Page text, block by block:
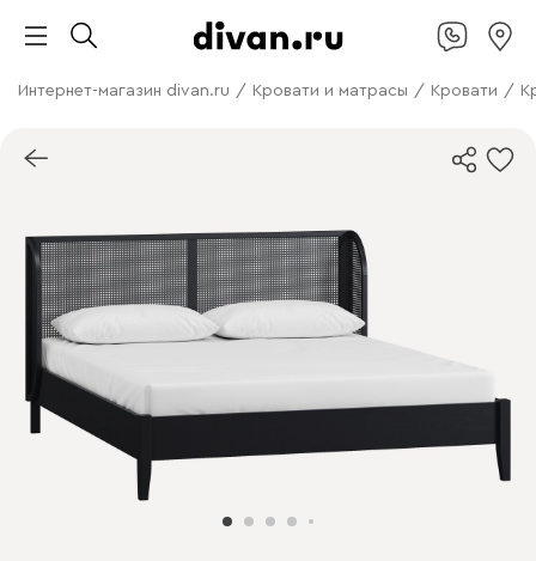
Интернет-магазин divan.ru / Кровати и матрасы / Кровати /